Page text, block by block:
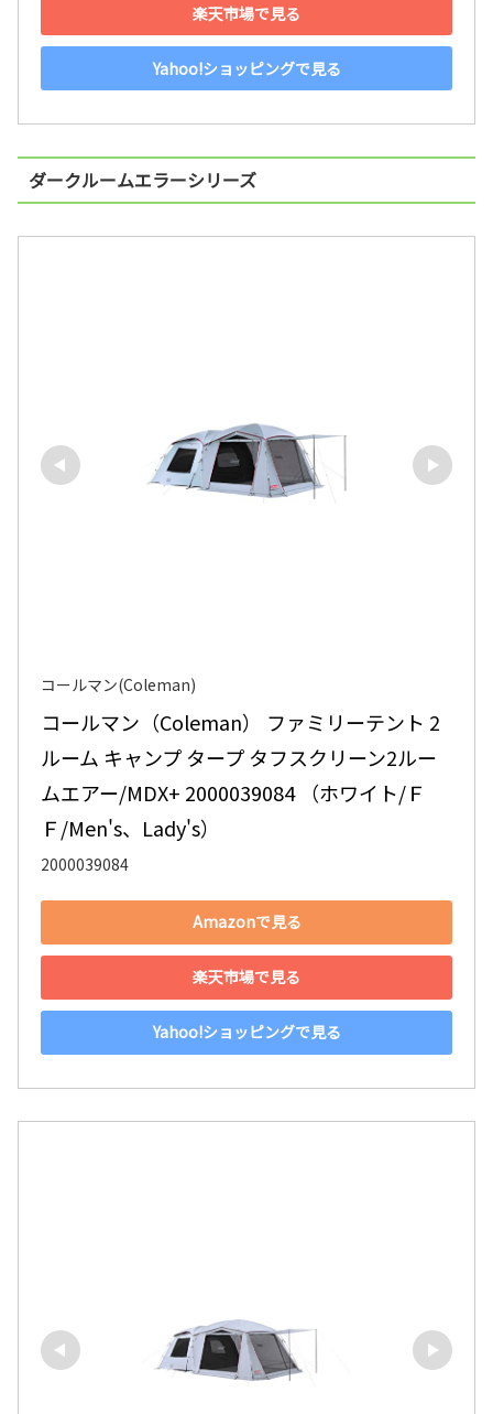
楽天市場で見る
Yahoo!ショッピングで見る
ダークルームエラーシリーズ
コールマン(Coleman)
コールマン（Coleman） ファミリーテント 2
ルーム キャンプ タープ タフスクリーン2ルー
ムエアー/MDX+ 2000039084 （ホワイト/Ｆ
Ｆ/Men's、Lady's）
2000039084
Amazonで見る
楽天市場で見る
Yahoo!ショッピングで見る